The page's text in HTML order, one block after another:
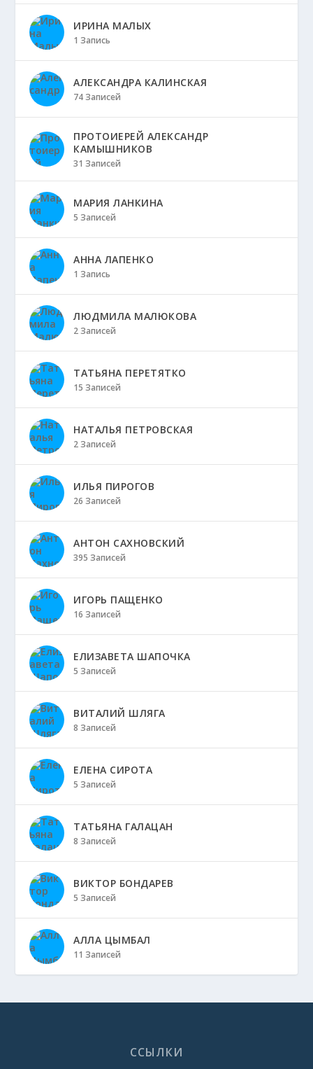
ИРИНА МАЛЫХ
1 Запись
АЛЕКСАНДРА КАЛИНСКАЯ
74 Записей
ПРОТОИЕРЕЙ АЛЕКСАНДР
КАМЫШНИКОВ
31 Записей
МАРИЯ ЛАНКИНА
5 Записей
АННА ЛАПЕНКО
1 Запись
ЛЮДМИЛА МАЛЮКОВА
2 Записей
ТАТЬЯНА ПЕРЕТЯТКО
15 Записей
НАТАЛЬЯ ПЕТРОВСКАЯ
2 Записей
ИЛЬЯ ПИРОГОВ
26 Записей
АНТОН САХНОВСКИЙ
395 Записей
ИГОРЬ ПАЩЕНКО
16 Записей
ЕЛИЗАВЕТА ШАПОЧКА
5 Записей
ВИТАЛИЙ ШЛЯГА
8 Записей
ЕЛЕНА СИРОТА
5 Записей
ТАТЬЯНА ГАЛАЦАН
8 Записей
ВИКТОР БОНДАРЕВ
5 Записей
АЛЛА ЦЫМБАЛ
11 Записей
ССЫЛКИ